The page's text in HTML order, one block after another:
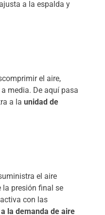
a la espalda y
el aire,
media. De aquí pasa
a la unidad de
el aire
la presión final se
con las
la demanda de aire